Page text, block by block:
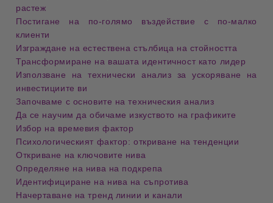
растеж
Постигане на по-голямо въздействие с по-малко
клиенти
Изграждане на естествена стълбица на стойността
Трансформиране на вашата идентичност като лидер
Използване на технически анализ за ускоряване на
инвестициите ви
Започваме с основите на техническия анализ
Да се научим да обичаме изкуството на графиките
Избор на времевия фактор
Психологическият фактор: откриване на тенденции
Откриване на ключовите нива
Определяне на нива на подкрепа
Идентифициране на нива на съпротива
Начертаване на тренд линии и канали